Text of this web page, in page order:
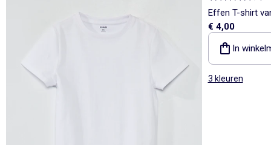
Effen T-shirt
€ 4,00
In
3 kleuren